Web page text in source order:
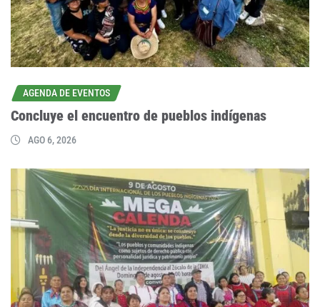
AGENDA DE EVENTOS
Concluye el encuentro de pueblos indígenas
AGO 6, 2026